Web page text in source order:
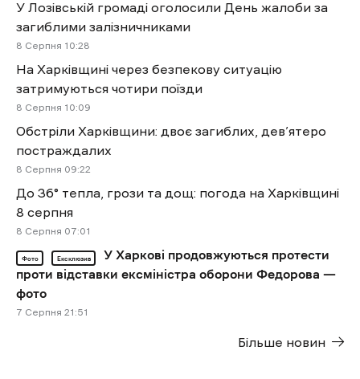
У Лозівській громаді оголосили День жалоби за
загиблими залізничниками
8 Cерпня 10:28
На Харківщині через безпекову ситуацію
затримуються чотири поїзди
8 Cерпня 10:09
Обстріли Харківщини: двоє загиблих, дев’ятеро
постраждалих
8 Cерпня 09:22
До 36° тепла, грози та дощ: погода на Харківщині
8 серпня
8 Cерпня 07:01
Фото Ексклюзив
У Харкові продовжуються протести
проти відставки ексміністра оборони Федорова —
фото
7 Cерпня 21:51
Більше новин